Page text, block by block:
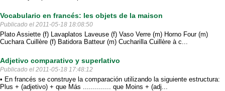
Vocabulario en francés: les objets de la maison
Publicado el 2011-05-18 18:08:50
Plato Assiette (f) Lavaplatos Laveuse (f) Vaso Verre (m) Horno Four (m)
Cuchara Cuillère (f) Batidora Batteur (m) Cucharilla Cuillère à c...
Adjetivo comparativo y superlativo
Publicado el 2011-05-18 17:48:12
• En francés se construye la comparación utilizando la siguiente estructura:
Plus + (adjetivo) + que Más .............. que Moins + (adj...